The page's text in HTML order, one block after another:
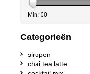
Min: €0
Categorieën
siropen
chai tea latte